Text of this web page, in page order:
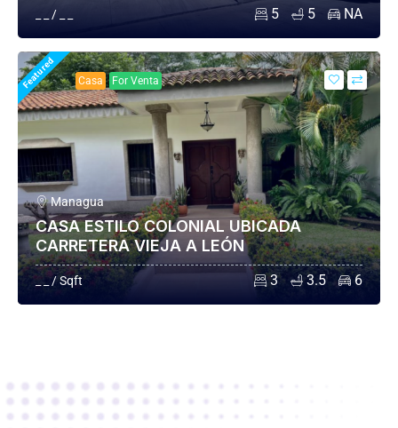
_ _ / _ _ 5 5 NA
Featured Casa For Venta
Managua
CASA ESTILO COLONIAL UBICADA
CARRETERA VIEJA A LEÓN
_ _ / Sqft 3 3.5 6